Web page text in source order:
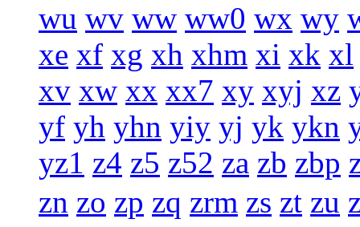
wu wv ww ww0 wx wy
xe xf xg xh xhm xi xk xl
xv xw xx xx7 xy xyj xz
yf yh yhn yiy yj yk ykn
yz1 z4 z5 z52 za zb zbp
zn zo zp zq zrm zs zt zu